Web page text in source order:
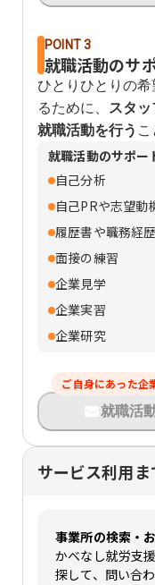
POINT 3
就職活動のサ
ひとりひとりの
るために、 スタ
就職活動を行う こ
就職活動のサポー
自己分析
自己PRや志望動
履歴書や職務経
面接の練習
企業見学
企業実習
企業研究
ご自身にあった企
就職活
サービス利用
事業所の検索・
かべなし就労支
探して、問い合